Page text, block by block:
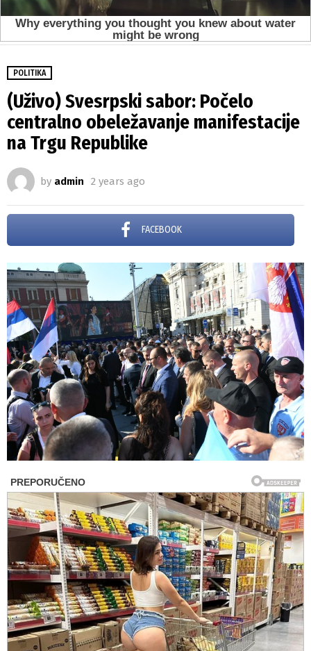
POLITIKA
(Uživo) Svesrpski sabor: Počelo
centralno obeležavanje manifestacije
na Trgu Republike
by admin 2 years ago
FACEBOOK